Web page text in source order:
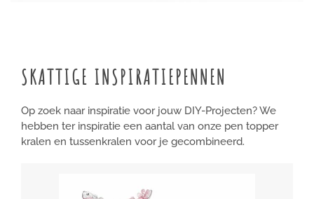
SKATTIGE INSPIRATIEPENNEN
Op zoek naar inspiratie voor jouw DIY-Projecten? We
hebben ter inspiratie een aantal van onze pen topper
kralen en tussenkralen voor je gecombineerd.